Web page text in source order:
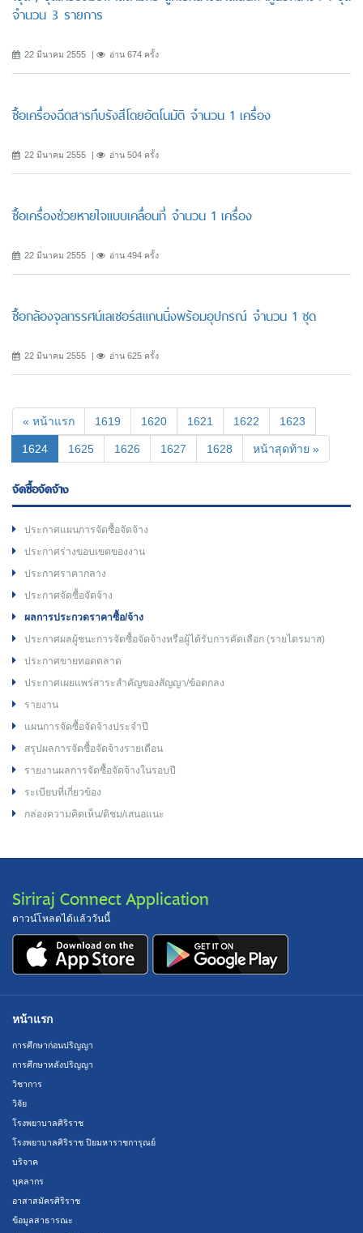
จำนวน 3 รายการ
22 มีนาคม 2555 อ่าน 674 ครั้ง
ซื้อเครื่องฉีดสารทึบรังสีโดยอัตโนมัติ จำนวน 1 เครื่อง
22 มีนาคม 2555 อ่าน 504 ครั้ง
ซื้อเครื่องช่วยหายใจแบบเคลื่อนที่ จำนวน 1 เครื่อง
22 มีนาคม 2555 อ่าน 494 ครั้ง
ซื้อกล้องจุลทรรศน์เลเซอร์สแกนนิ่งพร้อมอุปกรณ์ จำนวน 1 ชุด
22 มีนาคม 2555 อ่าน 625 ครั้ง
« หน้าแรก 1619 1620 1621 1622 1623
1624(current)
1625 1626 1627 1628 หน้าสุดท้าย »
จัดซื้อจัดจ้าง
ประกาศแผนการจัดซื้อจัดจ้าง
ประกาศร่างขอบเขตของงาน
ประกาศราคากลาง
ประกาศจัดซื้อจัดจ้าง
ผลการประกวดราคาซื้อ/จ้าง
ประกาศผลผู้ชนะการจัดซื้อจัดจ้างหรือผู้ได้รับการคัดเลือก (รายไตรมาส)
ประกาศขายทอดตลาด
ประกาศเผยแพร่สาระสำคัญของสัญญา/ข้อตกลง
รายงาน
แผนการจัดซื้อจัดจ้างประจำปี
สรุปผลการจัดซื้อจัดจ้างรายเดือน
รายงานผลการจัดซื้อจัดจ้างในรอบปี
ระเบียบที่เกี่ยวข้อง
กล่องความคิดเห็น/ติชม/เสนอแนะ
Siriraj Connect Application
ดาวน์โหลดได้แล้ววันนี้
หน้าแรก
การศึกษาก่อนปริญญา
การศึกษาหลังปริญญา
วิชาการ
วิจัย
โรงพยาบาลศิริราช
โรงพยาบาลศิริราช ปิยมหาราชการุณย์
บริจาค
บุคลากร
อาสาสมัครศิริราช
ข้อมูลสาธารณะ